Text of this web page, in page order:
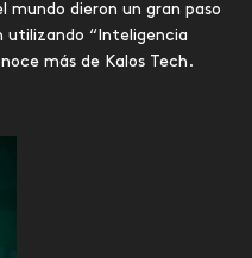
mundo dieron un gran paso
utilizando “Inteligencia
más de Kalos Tech.